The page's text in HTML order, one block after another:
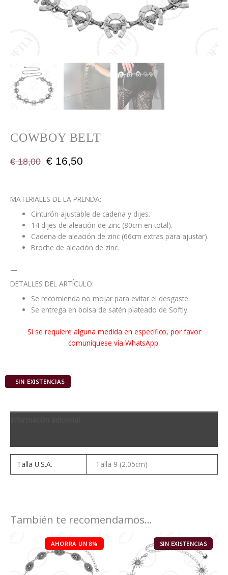
COWBOY BELT
€18,00 € 16,50
MATERIALES DE LA PRENDA:
Cinturón ajustable de cadena y dijes.
14 dijes de aleación de zinc (80cm en total).
Cadena de aleación de zinc (66cm extras para ajustar).
Broche de aleación de zinc.
—
DETALLES DEL ARTÍCULO:
Se recomienda no mojar para evitar el desgaste.
Se entrega en bolsa de satén plateado de Softly.
Si se requiere alguna medida en específico, por favor
comuníquese vía WhatsApp.
Talla U.S.A. Talla 9 (2.05cm)
También te recomendamos…
AHORRA UN 8%
El
precio
original
era:
El
precio
actual
es:
€ 16,50.
AHORRA UN 8%
SIN EXISTENCIAS
El
precio
original
El
precio
actual
€ 16,50.